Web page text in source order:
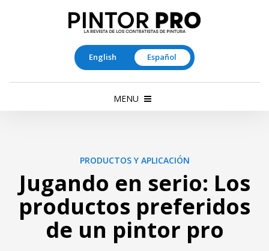
English Español
MENU
PRODUCTOS Y APLICACIÓN
Jugando en serio: Los
productos preferidos
de un pintor pro